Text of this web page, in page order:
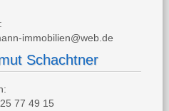
immobilien@web.de
Schachtner
77 49 15